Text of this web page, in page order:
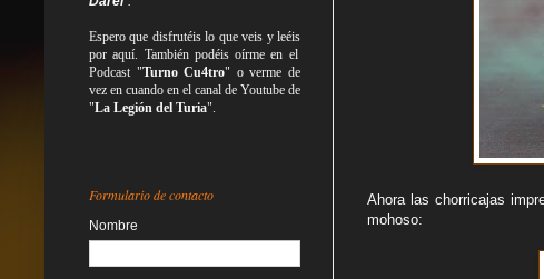
Ahora las chorricajas
mohoso:
Espero que disfrutéis lo queveis yleéis
por aquí. También podéis oírme en el
Podcast "Turno Cu4tro" o verme de
vez en cuando en el canal de Youtube de
"La Legión del Turia".
Formulario de contacto
Nombre